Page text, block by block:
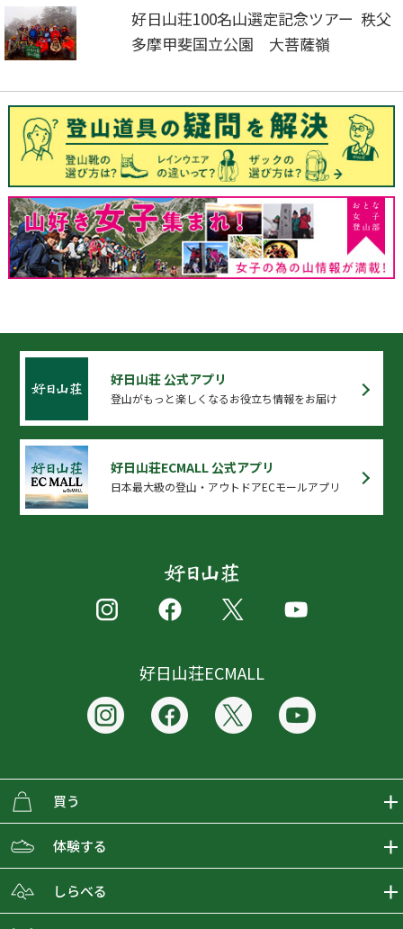
好日山荘100名山選定記念ツアー 秩父
多摩甲斐国立公園 大菩薩嶺
好日山荘 公式アプリ
登山がもっと楽しくなるお役立ち情報をお届け
好日山荘ECMALL 公式アプリ
日本最大級の登山・アウトドアECモールアプリ
好日山荘ECMALL
買う
ECMALLの商品をさがす
取り扱いブランド一覧
体験する
おとな女子登山部
しらべる